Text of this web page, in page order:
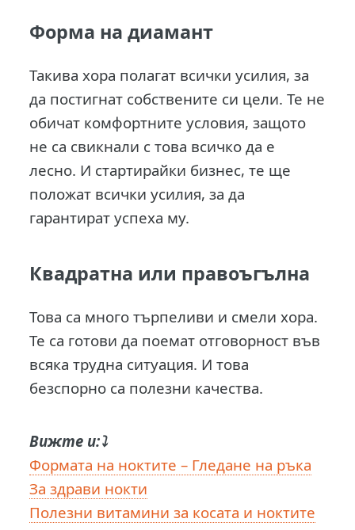
Форма на диамант
Такива хора полагат всички усилия, за
да постигнат собствените си цели. Те не
обичат комфортните условия, защото
не са свикнали с това всичко да е
лесно. И стартирайки бизнес, те ще
положат всички усилия, за да
гарантират успеха му.
Квадратна или правоъгълна
Това са много търпеливи и смели хора.
Те са готови да поемат отговорност във
всяка трудна ситуация. И това
безспорно са полезни качества.
Вижте и:⤵️
Формата на ноктите – Гледане на ръка
За здрави нокти
Полезни витамини за косата и ноктите